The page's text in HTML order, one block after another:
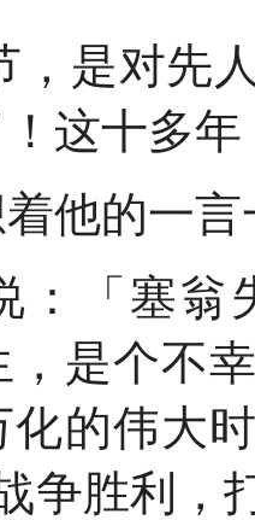
，是对先
这十多年
他的一言
「塞翁
，是个不
的伟大
争胜利，